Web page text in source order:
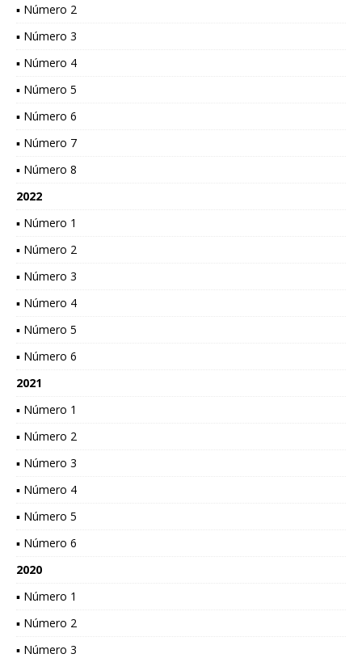
▪ Número 2
▪ Número 3
▪ Número 4
▪ Número 5
▪ Número 6
▪ Número 7
▪ Número 8
2022
▪ Número 1
▪ Número 2
▪ Número 3
▪ Número 4
▪ Número 5
▪ Número 6
2021
▪ Número 1
▪ Número 2
▪ Número 3
▪ Número 4
▪ Número 5
▪ Número 6
2020
▪ Número 1
▪ Número 2
▪ Número 3